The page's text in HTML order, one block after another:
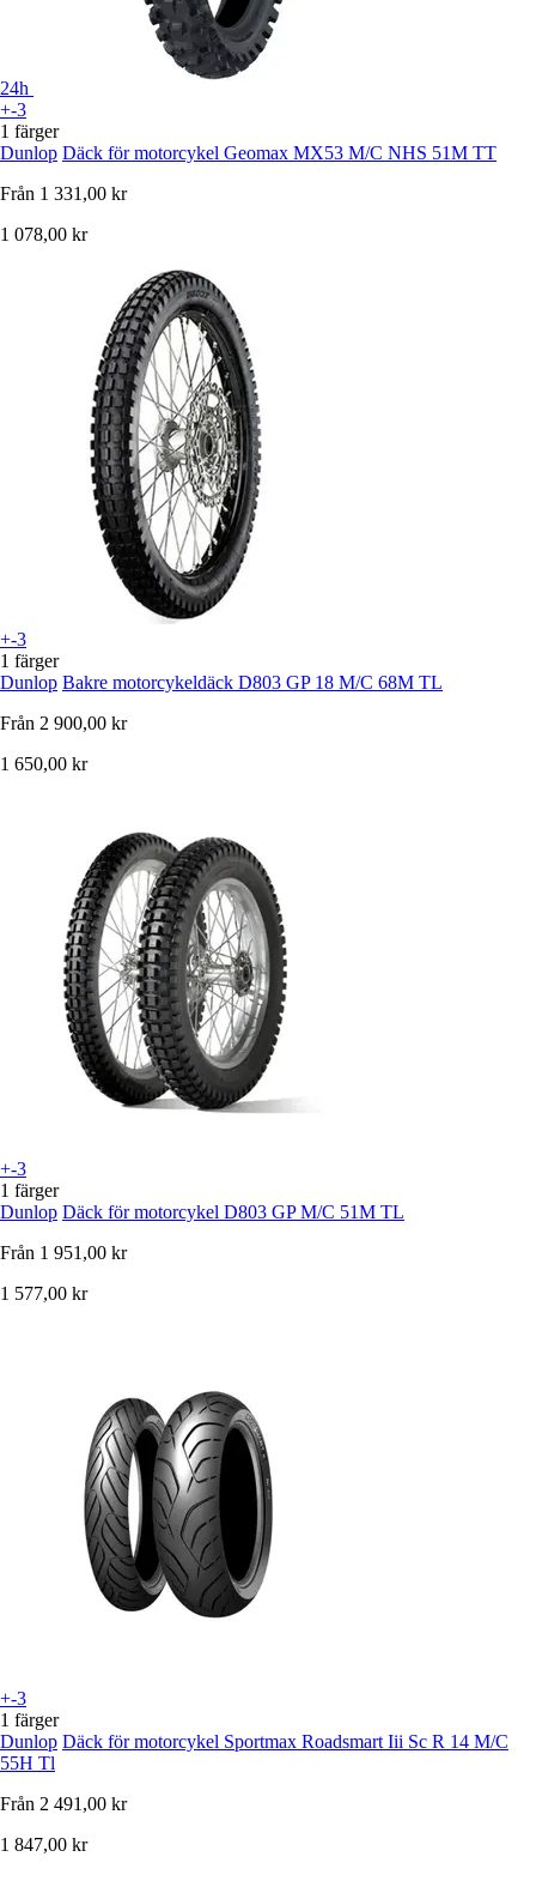
24h
+-3
1 färger
Dunlop Däck för motorcykel Geomax MX53 M/C NHS 51M TT
Från 1 331,00 kr
1 078,00 kr
+-3
1 färger
Dunlop Bakre motorcykeldäck D803 GP 18 M/C 68M TL
Från 2 900,00 kr
1 650,00 kr
+-3
1 färger
Dunlop Däck för motorcykel D803 GP M/C 51M TL
Från 1 951,00 kr
1 577,00 kr
+-3
1 färger
Dunlop Däck för motorcykel Sportmax Roadsmart Iii Sc R 14 M/C
55H Tl
Från 2 491,00 kr
1 847,00 kr